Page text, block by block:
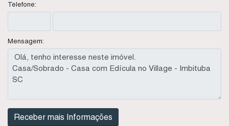
Telefone:
Mensagem: